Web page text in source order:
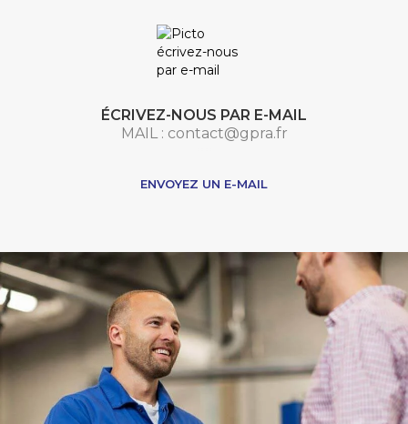
ÉCRIVEZ-NOUS PAR E-MAIL
MAIL : contact@gpra.fr
ENVOYEZ UN E-MAIL